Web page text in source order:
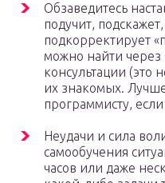
Обзаведитесь
подучит,
подкорректирует
можно найти через
консультации (это
их знакомых. Лучше
программисту, если
Неудачи и сила
самообучения
часов или даже